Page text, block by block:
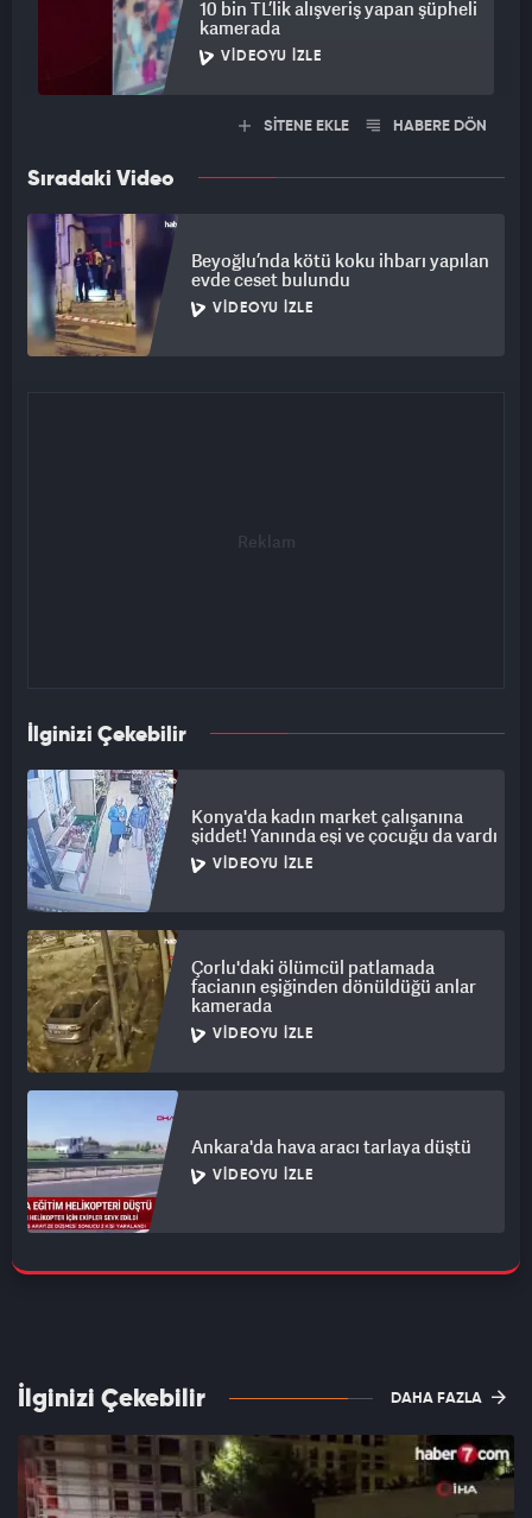
10 bin TL’lik alışveriş yapan şüpheli
kamerada
VIDEOYU İZLE
SİTENE EKLE HABERE DÖN
Sıradaki Video
Beyoğlu’nda kötü koku ihbarı yapılan
evde ceset bulundu
VIDEOYU İZLE
İlginizi Çekebilir
Konya'da kadın market çalışanına
şiddet! Yanında eşi ve çocuğu da vardı
VIDEOYU İZLE
Çorlu'daki ölümcül patlamada
facianın eşiğinden dönüldüğü anlar
kamerada
VIDEOYU İZLE
Ankara'da hava aracı tarlaya düştü
VIDEOYU İZLE
İlginizi Çekebilir DAHA FAZLA